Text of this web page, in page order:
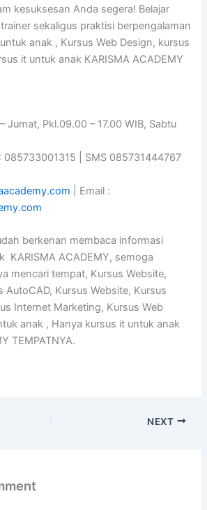
kesuksesan Anda segera! Belajar
sekaligus praktisi berpengalaman
anak , Kursus Web Design, kursus
it untuk anak KARISMA ACADEMY
Jumat, Pkl.09.00 – 17.00 WIB, Sabtu
| SMS 085731444767
| Email :
berkenan membaca informasi
KARISMA ACADEMY, semoga
mencari tempat, Kursus Website,
AutoCAD, Kursus Website, Kursus
Internet Marketing, Kursus Web
anak , Hanya kursus it untuk anak
TEMPATNYA.
NEXT